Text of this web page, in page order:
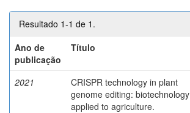
Resultado 1-1 de 1.
Ano de
publicação
Título
2021
CRISPR technology in plant
genome editing: biotechnology
applied to agriculture.